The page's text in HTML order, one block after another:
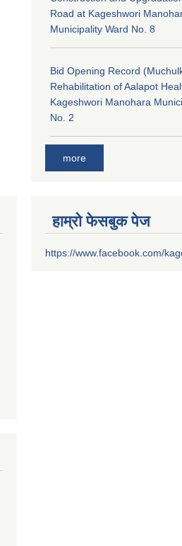
Road at Kageshwori
Municipality Ward No. 8
Bid Opening Record
Rehabilitation of Aalapot
Kageshwori Manohara
No. 2
more
हाम्रो फेसबुक पेज
https://www.facebook.com/